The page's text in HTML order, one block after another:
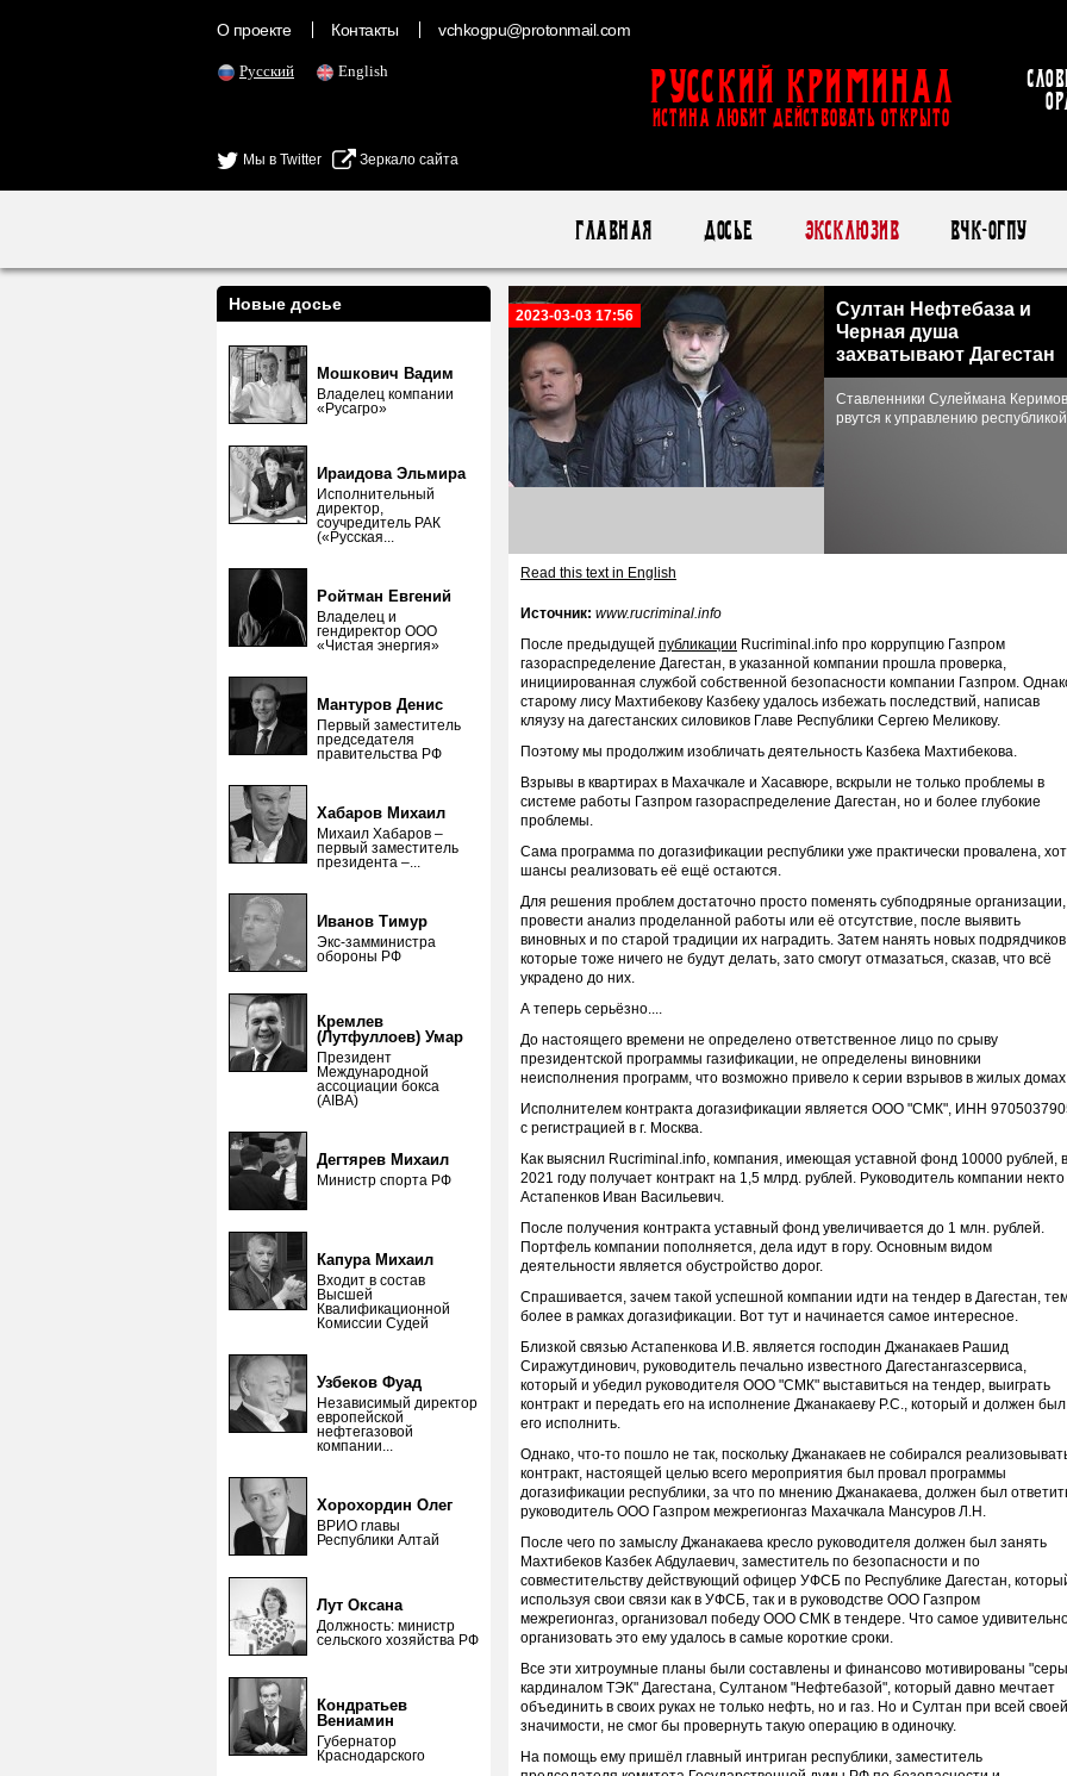
О проекте Контакты vchkogpu@protonmail.com
Русский English
Мы в Twitter Зеркало сайта
Русский Криминал
ИСТИНА ЛЮБИТ ДЕЙСТВОВАТЬ ОТКРЫТО
Главная Досье Эксклюзив ВЧК-ОГПУ
Новые досье
Мошкович Вадим
Владелец компании
«Русагро»
Ираидова Эльмира
Исполнительный
директор,
соучредитель РАК
(«Русская...
Ройтман Евгений
Владелец и
гендиректор ООО
«Чистая энергия»
Мантуров Денис
Первый заместитель
председателя
правительства РФ
Хабаров Михаил
Михаил Хабаров –
первый заместитель
президента –...
Иванов Тимур
Экс-замминистра
обороны РФ
Кремлев
(Лутфуллоев) Умар
Президент
Международной
ассоциации бокса
(AIBA)
Дегтярев Михаил
Министр спорта РФ
Капура Михаил
Входит в состав
Высшей
Квалификационной
Комиссии Судей
Узбеков Фуад
Независимый директор
европейской
нефтегазовой
компании...
Хорохордин Олег
ВРИО главы
Республики Алтай
Лут Оксана
Должность: министр
сельского хозяйства РФ
Кондратьев
Вениамин
Губернатор
Краснодарского
2023-03-03 17:56
Султан Нефтебаза и
Черная душа
захватывают Дагестан
Ставленники Сулеймана
рвутся к управлению республикой
Read this text in English
Источник: www.rucriminal.info
После предыдущей публикации Rucriminal.info про коррупцию Газпром
газораспределение Дагестан, в указанной компании прошла проверка,
инициированная службой собственной безопасности компании Газпром.
старому лису Махтибекову Казбеку удалось избежать последствий, написав
кляузу на дагестанских силовиков Главе Республики Сергею Меликову.
Поэтому мы продолжим изобличать деятельность Казбека Махтибекова.
Взрывы в квартирах в Махачкале и Хасавюре, вскрыли не только проблемы в
системе работы Газпром газораспределение Дагестан, но и более глубокие
проблемы.
Сама программа по догазификации республики уже практически провалена,
шансы реализовать её ещё остаются.
Для решения проблем достаточно просто поменять субподряные организации,
провести анализ проделанной работы или её отсутствие, после выявить
виновных и по старой традиции их наградить. Затем нанять новых
которые тоже ничего не будут делать, зато смогут отмазаться, сказав, что всё
украдено до них.
А теперь серьёзно....
До настоящего времени не определено ответственное лицо по срыву
президентской программы газификации, не определены виновники
неисполнения программ, что возможно привело к серии взрывов в жилых
Исполнителем контракта догазификации является ООО "СМК", ИНН
с регистрацией в г. Москва.
Как выяснил Rucriminal.info, компания, имеющая уставной фонд 10000 рублей, в
2021 году получает контракт на 1,5 млрд. рублей. Руководитель компании некто
Астапенков Иван Васильевич.
После получения контракта уставный фонд увеличивается до 1 млн. рублей.
Портфель компании пополняется, дела идут в гору. Основным видом
деятельности является обустройство дорог.
Спрашивается, зачем такой успешной компании идти на тендер в Дагестан,
более в рамках догазификации. Вот тут и начинается самое интересное.
Близкой связью Астапенкова И.В. является господин Джанакаев Рашид
Сиражутдинович, руководитель печально известного Дагестангазсервиса,
который и убедил руководителя ООО "СМК" выставиться на тендер, выиграть
контракт и передать его на исполнение Джанакаеву Р.С., который и должен был
его исполнить.
Однако, что-то пошло не так, поскольку Джанакаев не собирался
контракт, настоящей целью всего мероприятия был провал программы
догазификации республики, за что по мнению Джанакаева, должен был
руководитель ООО Газпром межрегионгаз Махачкала Мансуров Л.Н.
После чего по замыслу Джанакаева кресло руководителя должен был занять
Махтибеков Казбек Абдулаевич, заместитель по безопасности и по
совместительству действующий офицер УФСБ по Республике Дагестан,
используя свои связи как в УФСБ, так и в руководстве ООО Газпром
межрегионгаз, организовал победу ООО СМК в тендере. Что самое
организовать это ему удалось в самые короткие сроки.
Все эти хитроумные планы были составлены и финансово мотивированы
кардиналом ТЭК" Дагестана, Султаном "Нефтебазой", который давно мечтает
объединить в своих руках не только нефть, но и газ. Но и Султан при всей своей
значимости, не смог бы провернуть такую операцию в одиночку.
На помощь ему пришёл главный интриган республики, заместитель